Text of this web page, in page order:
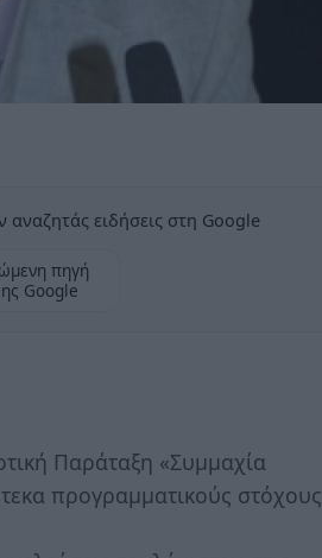
ειδήσεις στη Google
πηγή
Google
Παράταξη «Συμμαχία
προγραμματικούς στόχους